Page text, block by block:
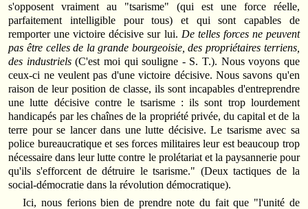
s'opposent vraiment au "tsarisme" (qui est une force réelle,
parfaitement intelligible pour tous) et qui sont capables de
remporter une victoire décisive sur lui. De telles forces ne peuvent
pas être celles de la grande bourgeoisie, des propriétaires terriens,
des industriels(C'est moi qui souligne - S. T.). Nous voyons que
ceux-ci ne veulent pas d'une victoire décisive. Nous savons qu'en
raison de leur position de classe, ils sont incapables d'entreprendre
une lutte décisive contre le tsarisme : ils sont trop lourdement
handicapés par les chaînes de la propriété privée, du capital et de la
terre pour se lancer dans une lutte décisive. Le tsarisme avec sa
police bureaucratique et ses forces militaires leur est beaucoup trop
nécessaire dans leur lutte contre le prolétariat et la paysannerie pour
qu'ils s'efforcent de détruire le tsarisme." (Deux tactiques de la
social-démocratie dans la révolution démocratique).
Ici, nous ferions bien de prendre note du fait que "l'unité de